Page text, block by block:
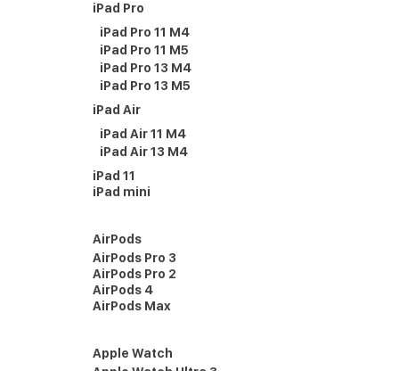
iPad Pro
iPad Pro 11 M4
iPad Pro 11 M5
iPad Pro 13 M4
iPad Pro 13 M5
iPad Air
iPad Air 11 M4
iPad Air 13 M4
iPad 11
iPad mini
AirPods
AirPods Pro 3
AirPods Pro 2
AirPods 4
AirPods Max
Apple Watch